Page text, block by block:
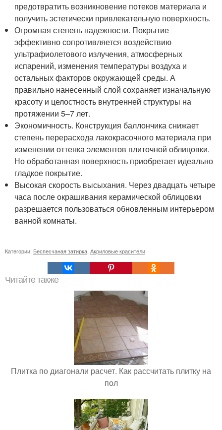
предотвратить возникновение потеков материала и
получить эстетически привлекательную поверхность.
Огромная степень надежности. Покрытие
эффективно сопротивляется воздействию
ультрафиолетового излучения, атмосферных
испарений, изменения температуры воздуха и
остальных факторов окружающей среды. А
правильно нанесенный слой сохраняет изначальную
красоту и целостность внутренней структуры на
протяжении 5–7 лет.
Экономичность. Конструкция баллончика снижает
степень перерасхода лакокрасочного материала при
изменении оттенка элементов плиточной облицовки.
Но обработанная поверхность приобретает идеально
гладкое покрытие.
Высокая скорость высыхания. Через двадцать четыре
часа после окрашивания керамической облицовки
разрешается пользоваться обновленным интерьером
ванной комнаты.
Категории: Беспесчаная затирка Акриловые красители
Читайте также
Плитка по диагонали расчет. Как рассчитать плитку на
пол